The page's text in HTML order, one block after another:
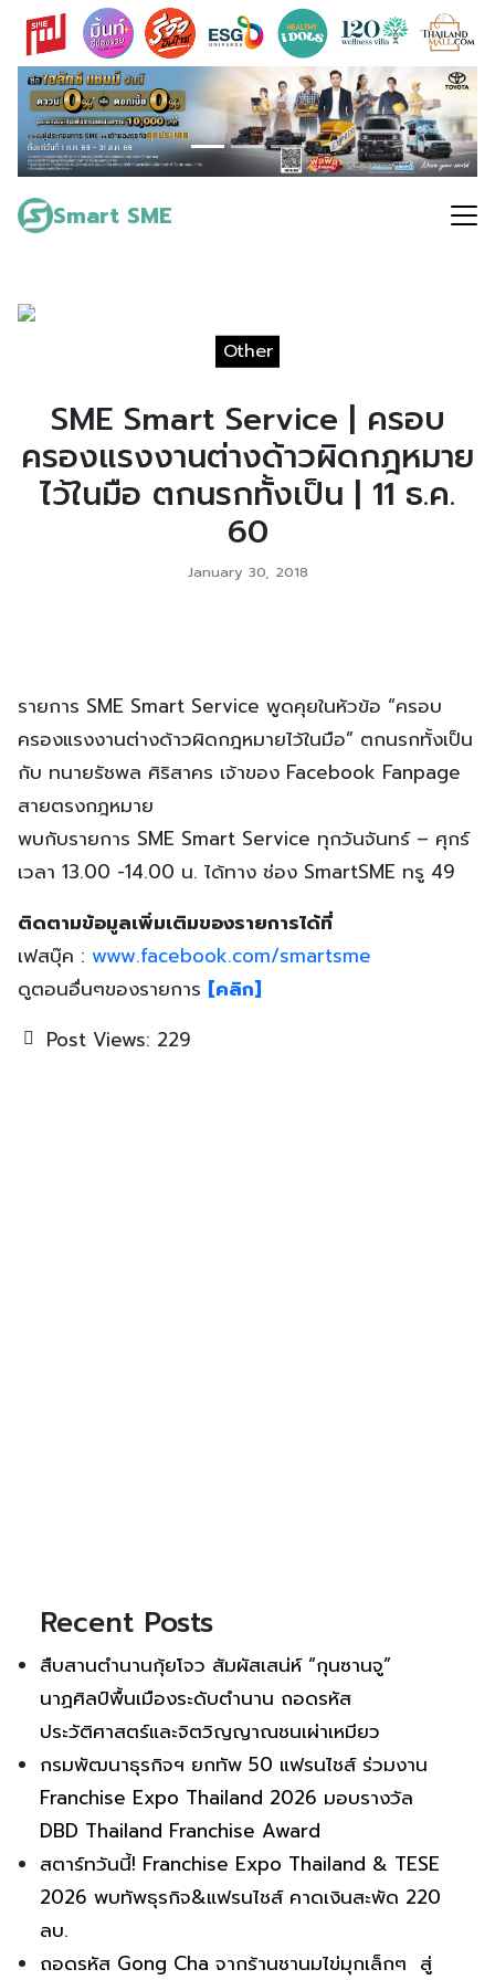
Skip
content
Smart SME
Search
for:
Other
SME Smart Service | ครอบ
ครองแรงงานต่างด้าวผิดกฎหมาย
ไว้ในมือ ตกนรกทั้งเป็น | 11 ธ.ค.
60
January 30, 2018
รายการ SME Smart Service พูดคุยในหัวข้อ “ครอบ
ครองแรงงานต่างด้าวผิดกฎหมายไว้ในมือ” ตกนรกทั้งเป็น
กับ ทนายรัชพล ศิริสาคร เจ้าของ Facebook Fanpage
สายตรงกฎหมาย
พบกับรายการ SME Smart Service ทุกวันจันทร์ – ศุกร์
เวลา 13.00 -14.00 น. ได้ทาง ช่อง SmartSME ทรู 49
ติดตามข้อมูลเพิ่มเติมของรายการได้ที่
เฟสบุ๊ค : www.facebook.com/smartsme
ดูตอนอื่นๆของรายการ [คลิก]
Post Views: 229
Recent Posts
สืบสานตำนานกุ้ยโจว สัมผัสเสน่ห์ “กุนซานจู”
นาฏศิลป์พื้นเมืองระดับตำนาน ถอดรหัส
ประวัติศาสตร์และจิตวิญญาณชนเผ่าเหมียว
กรมพัฒนาธุรกิจฯ ยกทัพ 50 แฟรนไชส์ ร่วมงาน
Franchise Expo Thailand 2026 มอบรางวัล
DBD Thailand Franchise Award
สตาร์ทวันนี้! Franchise Expo Thailand & TESE
2026 พบทัพธุรกิจ&แฟรนไชส์ คาดเงินสะพัด 220
ลบ.
ถอดรหัส Gong Cha จากร้านชานมไข่มุกเล็กๆ สู่